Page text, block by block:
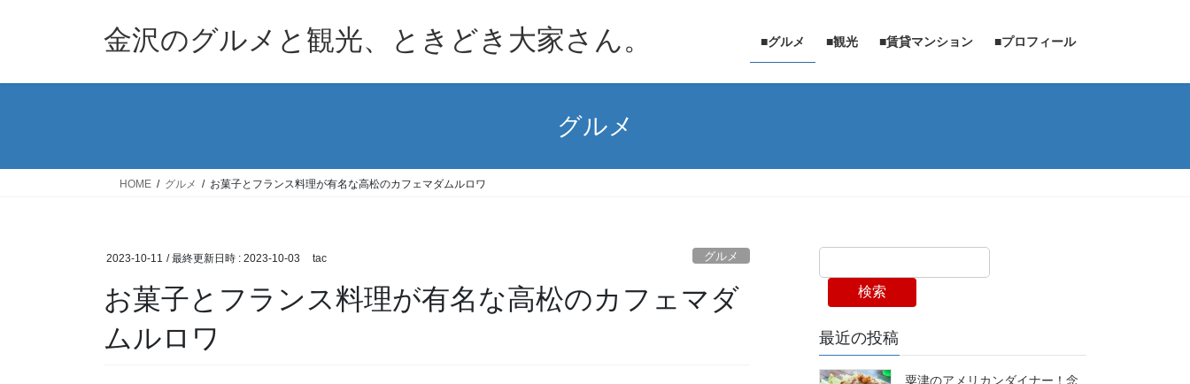
金沢のグルメと観光、ときどき大家さん。 ■グルメ ■観光 ■賃貸マンション ■プロフィール
グルメ
HOME グルメ お菓子とフランス料理が有名な高松のカフェマダムルロワ
2023-10-11 / 最終更新日時 : 2023-10-03 tac グルメ
お菓子とフランス料理が有名な高松のカフェマダ
ムルロワ
検索
最近の投稿
粟津のアメリカンダイナー！念